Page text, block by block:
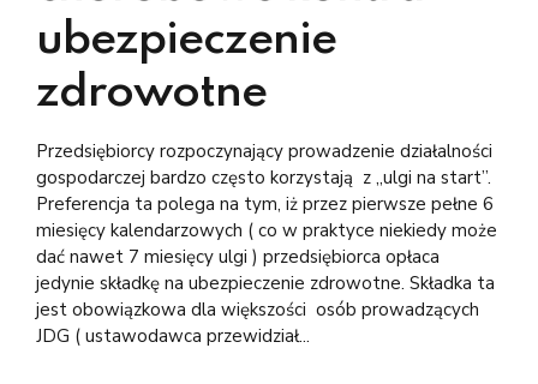
ubezpieczenie
zdrowotne
Przedsiębiorcy rozpoczynający prowadzenie działalności
gospodarczej bardzo często korzystają z „ulgi na start”.
Preferencja ta polega na tym, iż przez pierwsze pełne 6
miesięcy kalendarzowych ( co w praktyce niekiedy może
dać nawet 7 miesięcy ulgi ) przedsiębiorca opłaca
jedynie składkę na ubezpieczenie zdrowotne. Składka ta
jest obowiązkowa dla większości osób prowadzących
JDG ( ustawodawca przewidział...